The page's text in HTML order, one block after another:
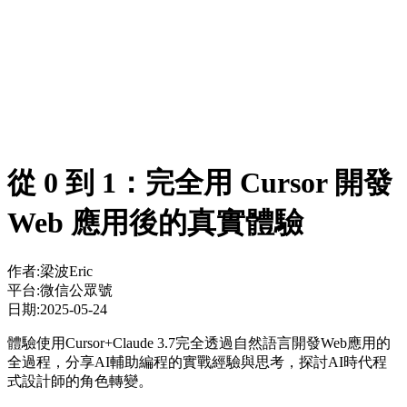
從 0 到 1：完全用 Cursor 開發
Web 應用後的真實體驗
作者:梁波Eric
平台:微信公眾號
日期:2025-05-24
體驗使用Cursor+Claude 3.7完全透過自然語言開發Web應用的
全過程，分享AI輔助編程的實戰經驗與思考，探討AI時代程
式設計師的角色轉變。